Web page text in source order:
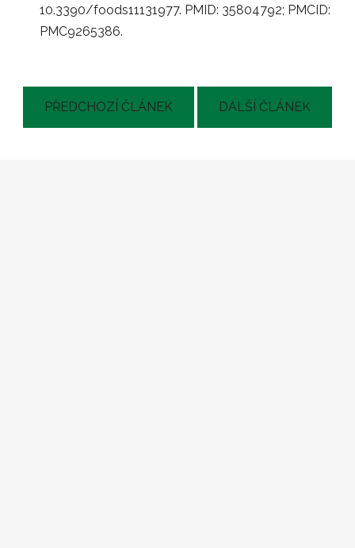
10.3390/foods11131977. PMID: 35804792; PMCID:
PMC9265386.
PŘEDCHOZÍ ČLÁNEK DALŠÍ ČLÁNEK